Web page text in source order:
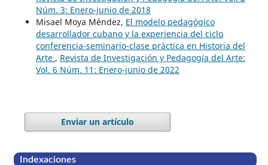
Núm. 3: Enero-junio de 2018
Misael Moya Méndez, El modelo pedagógico
desarrollador cubano y la experiencia del ciclo
conferencia-seminario-clase práctica en Historia del
Arte , Revista de Investigación y Pedagogía del Arte:
Vol. 6 Núm. 11: Enero-junio de 2022
Enviar un artículo
Indexaciones